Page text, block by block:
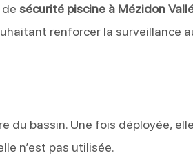
sécurité piscine à Mézidon
renforcer la surveillance
du bassin. Une fois déployée, elle
n’est pas utilisée.